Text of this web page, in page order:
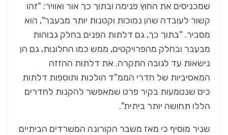
שמכניסים את החוץ פנימה ובתוך כך אור ואוויר: "זהו
קשור לעובדה שהן נמוכות וקטנות יותר מבעבר", הוא
מסביר. "בתוך כך, גם דלתות הפנים בחלק גבוהות
מבעבר ובחלק מהפרויקטים, ממש כמו החלונות, גם הן
נישאות עד לגובה התקרה. את דלתות ההזזה
המאסיביות של חדרי הממ"ד הולכות ותוספות דלתות
כיס שנטמעות בקיר פרט שמאפשר להקנות לחדרים
הללו תחושה יותר ביתית".
שניר מוסיף כי מאז משבר הקורונה המשרדים הביתיים